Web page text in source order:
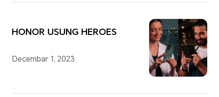
HONOR USUNG HEROES
Decembar 1, 2023